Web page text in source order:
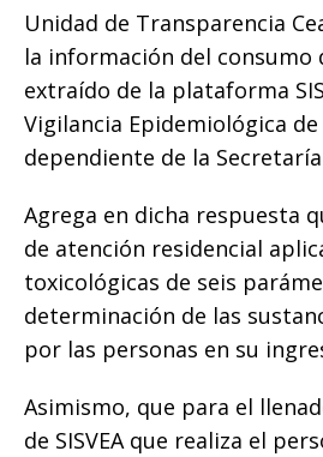
Unidad de Transparencia
la información del consumo
extraído de la plataforma
Vigilancia Epidemiológica
dependiente de la
Agrega en dicha respuesta
de atención residencial
toxicológicas de seis
determinación de las
por las personas en su
Asimismo, que para el
de SISVEA que realiza el